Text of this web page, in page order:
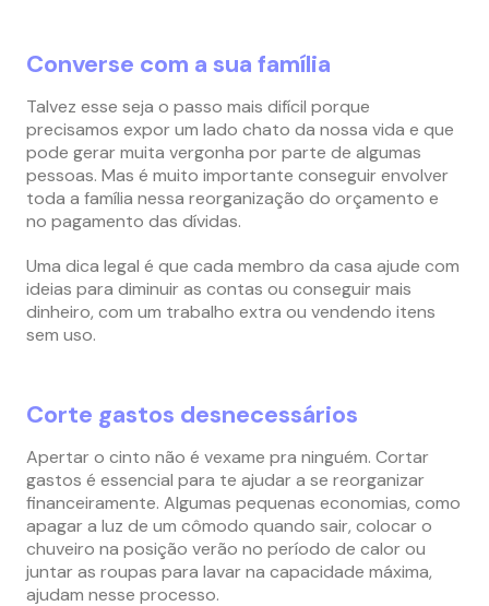
Converse com a sua família
Talvez esse seja o passo mais difícil porque
precisamos expor um lado chato da nossa vida e que
pode gerar muita vergonha por parte de algumas
pessoas. Mas é muito importante conseguir envolver
toda a família nessa reorganização do orçamento e
no pagamento das dívidas.
Uma dica legal é que cada membro da casa ajude com
ideias para diminuir as contas ou conseguir mais
dinheiro, com um trabalho extra ou vendendo itens
sem uso.
Corte gastos desnecessários
Apertar o cinto não é vexame pra ninguém. Cortar
gastos é essencial para te ajudar a se reorganizar
financeiramente. Algumas pequenas economias, como
apagar a luz de um cômodo quando sair, colocar o
chuveiro na posição verão no período de calor ou
juntar as roupas para lavar na capacidade máxima,
ajudam nesse processo.